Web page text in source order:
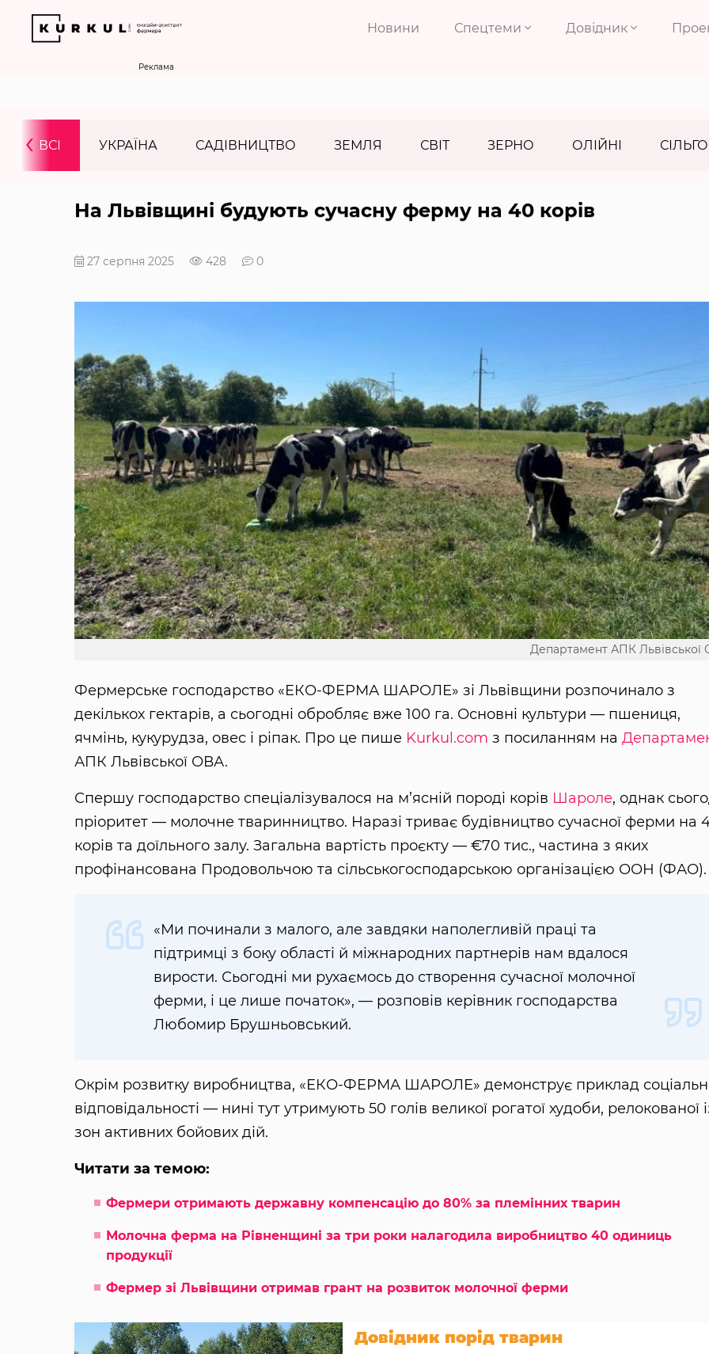
Новини Спецтеми Довідник
Реклама
ВСІ УКРАЇНА САДІВНИЦТВО ЗЕМЛЯ СВІТ ЗЕРНО ОЛІЙНІ
‹
На Львівщині будують сучасну ферму на 40 корів
27 серпня 2025 428 0
Департамент АПК Львівської
Фермерське господарство «ЕКО-ФЕРМА ШАРОЛЕ» зі Львівщини розпочинало з
декількох гектарів, а сьогодні обробляє вже 100 га. Основні культури — пшениця,
ячмінь, кукурудза, овес і ріпак. Про це пише Kurkul.com з посиланням на
АПК Львівської ОВА.
Спершу господарство спеціалізувалося на м’ясній породі корів Шароле, однак
пріоритет — молочне тваринництво. Наразі триває будівництво сучасної ферми на
корів та доїльного залу. Загальна вартість проєкту — €70 тис., частина з яких
профінансована Продовольчою та сільськогосподарською організацією ООН (ФАО).
«Ми починали з малого, але завдяки наполегливій праці та
підтримці з боку області й міжнародних партнерів нам вдалося
вирости. Сьогодні ми рухаємось до створення сучасної молочної
ферми, і це лише початок», — розповів керівник господарства
Любомир Брушньовський.
Окрім розвитку виробництва, «ЕКО-ФЕРМА ШАРОЛЕ» демонструє приклад
відповідальності — нині тут утримують 50 голів великої рогатої худоби, релокованої
зон активних бойових дій.
Читати за темою:
Фермери отримають державну компенсацію до 80% за племінних тварин
Молочна ферма на Рівненщині за три роки налагодила виробництво 40 одиниць
продукції
Фермер зі Львівщини отримав грант на розвиток молочної ферми
Довідник порід тварин